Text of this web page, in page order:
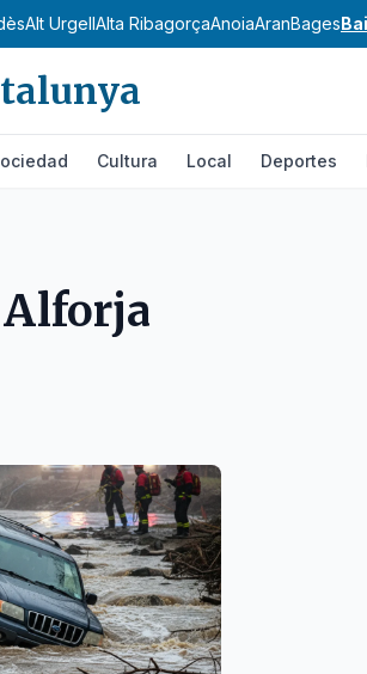
Alt UrgellAlta RibagorçaAnoiaAranBages
Cultura Local Deportes
Alforja